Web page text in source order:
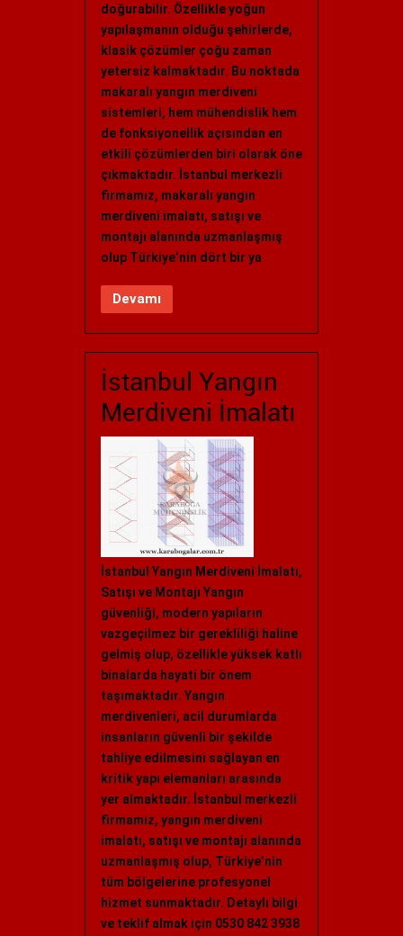
doğurabilir. Özellikle yoğun
yapılaşmanın olduğu şehirlerde,
klasik çözümler çoğu zaman
yetersiz kalmaktadır. Bu noktada
makaralı yangın merdiveni
sistemleri, hem mühendislik hem
de fonksiyonellik açısından en
etkili çözümlerden biri olarak öne
çıkmaktadır. İstanbul merkezli
firmamız, makaralı yangın
merdiveni imalatı, satışı ve
montajı alanında uzmanlaşmış
olup Türkiye’nin dört bir ya
Devamı
İstanbul Yangın
Merdiveni İmalatı
İstanbul Yangın Merdiveni İmalatı,
Satışı ve Montajı Yangın
güvenliği, modern yapıların
vazgeçilmez bir gerekliliği haline
gelmiş olup, özellikle yüksek katlı
binalarda hayati bir önem
taşımaktadır. Yangın
merdivenleri, acil durumlarda
insanların güvenli bir şekilde
tahliye edilmesini sağlayan en
kritik yapı elemanları arasında
yer almaktadır. İstanbul merkezli
firmamız, yangın merdiveni
imalatı, satışı ve montajı alanında
uzmanlaşmış olup, Türkiye’nin
tüm bölgelerine profesyonel
hizmet sunmaktadır. Detaylı bilgi
ve teklif almak için 0530 842 3938